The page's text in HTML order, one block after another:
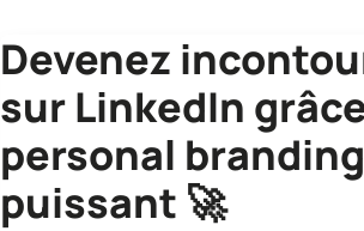
Devenez
surLinkedIn
personal branding
puissant 🚀